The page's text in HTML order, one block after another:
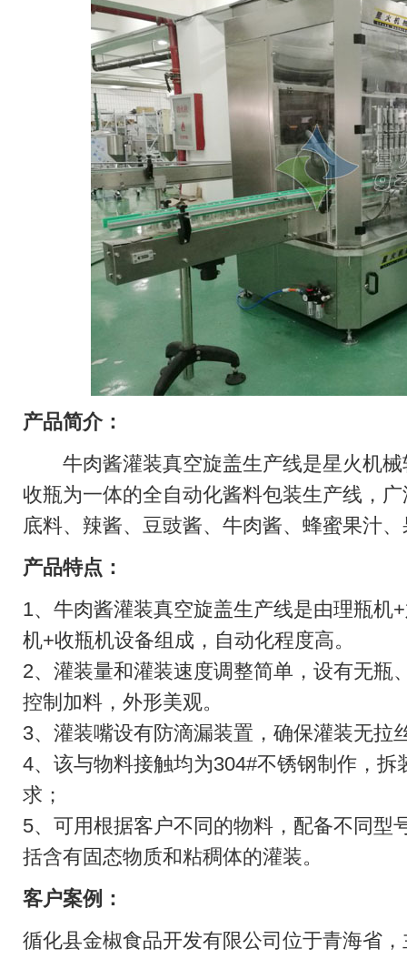
产品简介：
牛肉酱灌装真空旋盖生产线是星火机械
收瓶为一体的全自动化酱料包装生产线，
底料、辣酱、豆豉酱、牛肉酱、蜂蜜果汁
产品特点：
1、牛肉酱灌装真空旋盖生产线是由理瓶机
机+收瓶机设备组成，自动化程度高。
2、灌装量和灌装速度调整简单，设有无瓶
控制加料，外形美观。
3、灌装嘴设有防滴漏装置，确保灌装无拉
4、该与物料接触均为304#不锈钢制作，
求；
5、可用根据客户不同的物料，配备不同型
括含有固态物质和粘稠体的灌装。
客户案例：
循化县金椒食品开发有限公司位于青海省